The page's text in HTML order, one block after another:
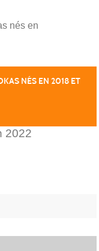
nés en
NÉS EN 2018 ET
2022